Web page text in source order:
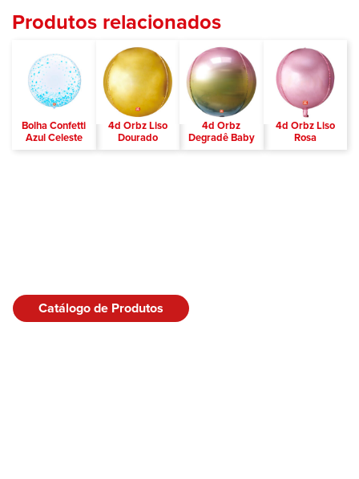
Produtos relacionados
Bolha Confetti
Azul Celeste
4d Orbz Liso
Dourado
4d Orbz
Degradê Baby
4d Orbz Liso
Rosa
Catálogo de Produtos